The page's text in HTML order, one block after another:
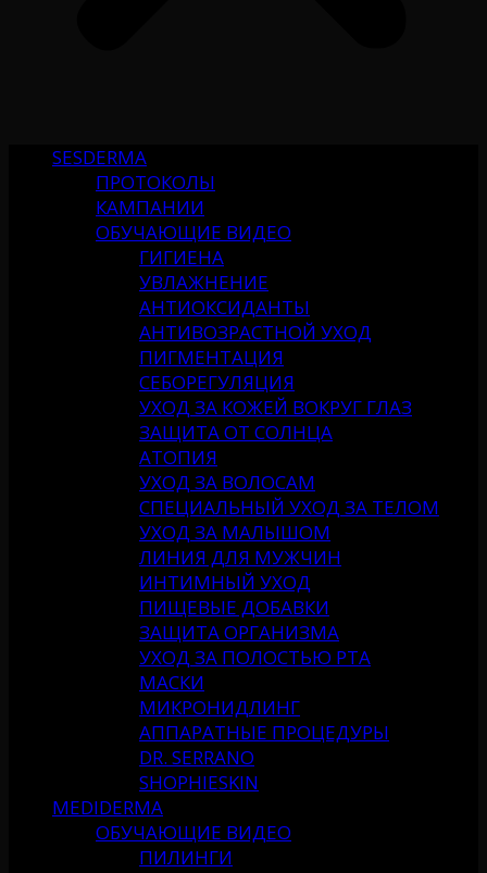
SESDERMA
ПРОТОКОЛЫ
КАМПАНИИ
ОБУЧАЮЩИЕ ВИДЕО
ГИГИЕНА
УВЛАЖНЕНИЕ
АНТИОКСИДАНТЫ
АНТИВОЗРАСТНОЙ УХОД
ПИГМЕНТАЦИЯ
СЕБОРЕГУЛЯЦИЯ
УХОД ЗА КОЖЕЙ ВОКРУГ ГЛАЗ
ЗАЩИТА ОТ СОЛНЦА
АТОПИЯ
УХОД ЗА ВОЛОСАМ
СПЕЦИАЛЬНЫЙ УХОД ЗА ТЕЛОМ
УХОД ЗА МАЛЫШОМ
ЛИНИЯ ДЛЯ МУЖЧИН
ИНТИМНЫЙ УХОД
ПИЩЕВЫЕ ДОБАВКИ
ЗАЩИТА ОРГАНИЗМА
УХОД ЗА ПОЛОСТЬЮ РТА
МАСКИ
МИКРОНИДЛИНГ
АППАРАТНЫЕ ПРОЦЕДУРЫ
DR. SERRANO
SHOPHIESKIN
MEDIDERMA
ОБУЧАЮЩИЕ ВИДЕО
ПИЛИНГИ